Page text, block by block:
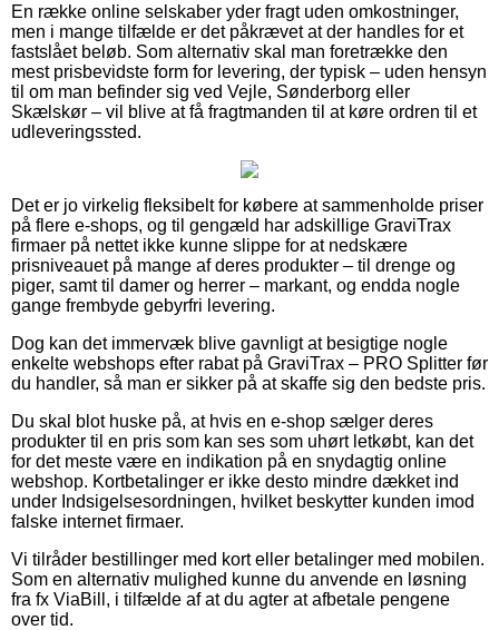
En række online selskaber yder fragt uden omkostninger,
men i mange tilfælde er det påkrævet at der handles for et
fastslået beløb. Som alternativ skal man foretrække den
mest prisbevidste form for levering, der typisk – uden hensyn
til om man befinder sig ved Vejle, Sønderborg eller
Skælskør – vil blive at få fragtmanden til at køre ordren til et
udleveringssted.
Det er jo virkelig fleksibelt for købere at sammenholde priser
på flere e-shops, og til gengæld har adskillige GraviTrax
firmaer på nettet ikke kunne slippe for at nedskære
prisniveauet på mange af deres produkter – til drenge og
piger, samt til damer og herrer – markant, og endda nogle
gange frembyde gebyrfri levering.
Dog kan det immervæk blive gavnligt at besigtige nogle
enkelte webshops efter rabat på GraviTrax – PRO Splitter før
du handler, så man er sikker på at skaffe sig den bedste pris.
Du skal blot huske på, at hvis en e-shop sælger deres
produkter til en pris som kan ses som uhørt letkøbt, kan det
for det meste være en indikation på en snydagtig online
webshop. Kortbetalinger er ikke desto mindre dækket ind
under Indsigelsesordningen, hvilket beskytter kunden imod
falske internet firmaer.
Vi tilråder bestillinger med kort eller betalinger med mobilen.
Som en alternativ mulighed kunne du anvende en løsning
fra fx ViaBill, i tilfælde af at du agter at afbetale pengene
over tid.